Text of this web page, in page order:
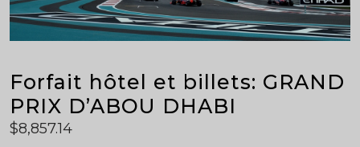
Forfait hôtel et billets: GRAND
PRIX D’ABOU DHABI
$8,857.14